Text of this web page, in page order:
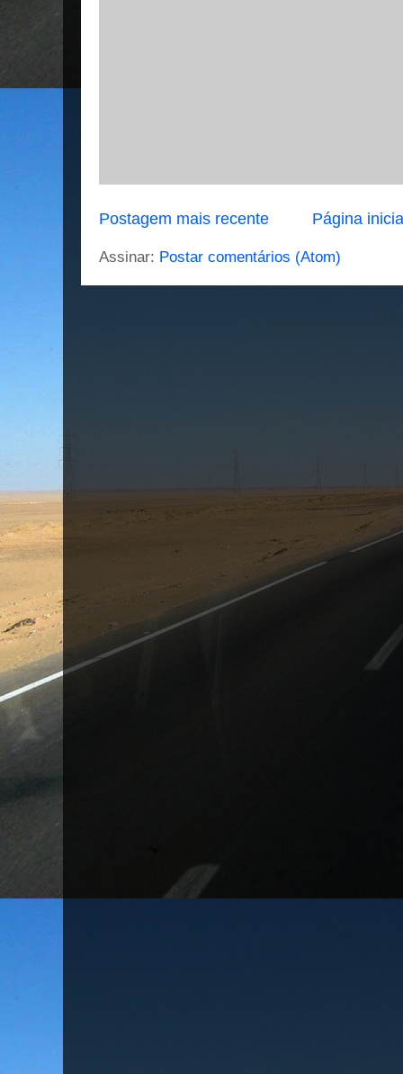
Postagem mais recente Página
Assinar: Postar comentários (Atom)